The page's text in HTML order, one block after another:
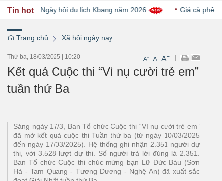
Tin hottại Ngày hội du lịch Kbang năm 2026 Giá cà phê
Trang chủ Xã hội ngày nay
Thứ ba, 18/03/2025 | 10:20 A- A A+ |
Kết quả Cuộc thi “Vì nụ cười trẻ em”
tuần thứ Ba
Sáng ngày 17/3, Ban Tổ chức Cuộc thi “Vì nụ cười trẻ em”
đã mở kết quả cuộc thi Tuần thứ ba (từ ngày 10/03/2025
đến ngày 17/03/2025). Hệ thống ghi nhận 2.351 người dự
thi, với 3.528 lượt dự thi. Số người trả lời đúng là 2.351.
Ban Tổ chức Cuộc thi chúc mừng bạn Lữ Đức Báu (Sơn
Hà - Tam Quang - Tương Dương - Nghệ An) đã xuất sắc